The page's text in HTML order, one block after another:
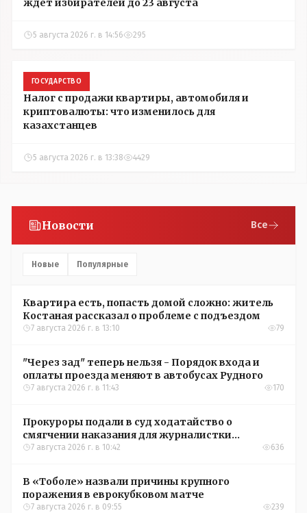
5 августа 2026 г. в 14:56 295
ГОСУДАРСТВО
Налог с продажи квартиры, автомобиля и
криптовалюты: что изменилось для
казахстанцев
5 августа 2026 г. в 13:38 4429
Новости Все
Новые Популярные
Квартира есть, попасть домой сложно: житель
Костаная рассказал о проблеме с подъездом
7 августа 2026 г. в 13:10 79
"Через зад" теперь нельзя - Порядок входа и
оплаты проезда меняют в автобусах Рудного
7 августа 2026 г. в 11:43 170
Прокуроры подали в суд ходатайство о
смягчении наказания для журналистки
Александры Алёховой
7 августа 2026 г. в 10:42 636
В «Тоболе» назвали причины крупного
поражения в еврокубковом матче
7 августа 2026 г. в 09:55 239